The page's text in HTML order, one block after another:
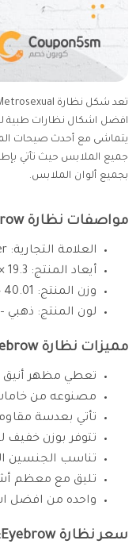
افضل اشكال نظارات طبية
يتماشى مع أحدث صيحات
جميع الملابس حيث تأتي
بجميع ألوان الملابس.
مواصفات نظارة Eyebrow:
العلامة التجارية: Other.
أيعاد المنتج: 19.3 × 8.31 × 6.3 سم.
وزن المنتج: 40.01 جرام.
لون المنتج: ذهبي
مميزات نظارة Eyebrow:
تعطي مظهر أنيق
مصنوعه من خامات
تأتي بعدسة
تتوفر بوزن خفيف
تناسب الجنسين
تليق مع معظم
واحده من افضل
سعر نظارة Eyebrow: